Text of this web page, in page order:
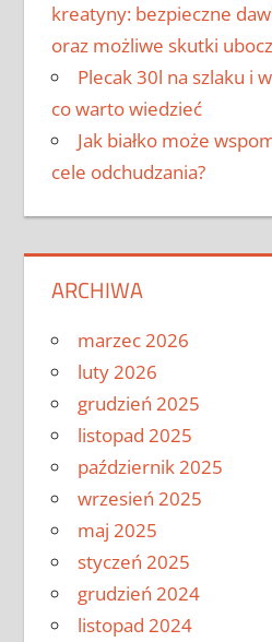
kreatyny: bezpieczne
oraz możliwe skutki
Plecak 30l na szlaku i
co warto wiedzieć
Jak białko może
cele odchudzania?
ARCHIWA
marzec 2026
luty 2026
grudzień 2025
listopad 2025
październik 2025
wrzesień 2025
maj 2025
styczeń 2025
grudzień 2024
listopad 2024